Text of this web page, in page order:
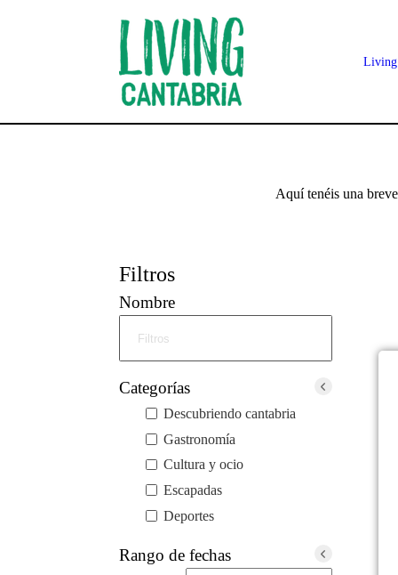
Living
Aquí tenéis una
Filtros
Nombre
Categorías
Descubriendo cantabria
Gastronomía
Cultura y ocio
Escapadas
Deportes
Rango de fechas